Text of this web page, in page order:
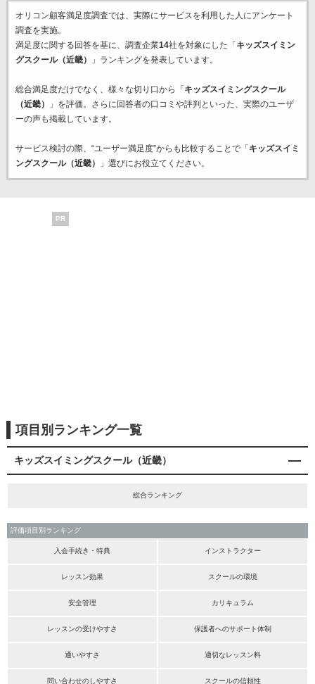
オリコン顧客満足度調査では、実際にサービスを利用した 人にアンケート
調査を実施。
満足度に関する回答を基に、調査企業14社を対象にした「 キッズスイミン
グスクール（近畿）
」ランキングを発表しています。
総合満足度だけでなく、様々な切り口から「 キッズスイミングスクール
（近畿）
」を評価。さらに回答者の口コミや評判といった、実際のユーザ
ーの声も掲載しています。
サービス検討の際、“ユーザー満足度”からも比較することで「 キッズスイミ
ングスクール（近畿）
」選びにお役立てください。
PR
項目別ランキング一覧
キッズスイミングスクール（近畿）
総合ランキング
評価項目別ランキング
入会手続き・特典 インストラクター
レッスン効果 スクールの環境
安全管理 カリキュラム
レッスンの受けやすさ 保護者へのサポート体制
通いやすさ 適切なレッスン料
問い合わせのしやすさ スクールの信頼性